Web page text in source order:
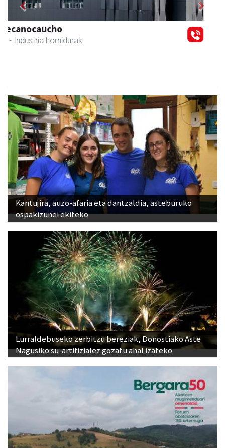
Goine esnekiak
Asteasu - Esnekiak
Previous Next
Kantujira, auzo-afaria eta dantzaldia, asteburuko
ospakizunei ekiteko
Lurraldebuseko zerbitzu bereziak, Donostiako Aste
Nagusiko su-artifizialez gozatu ahal izateko